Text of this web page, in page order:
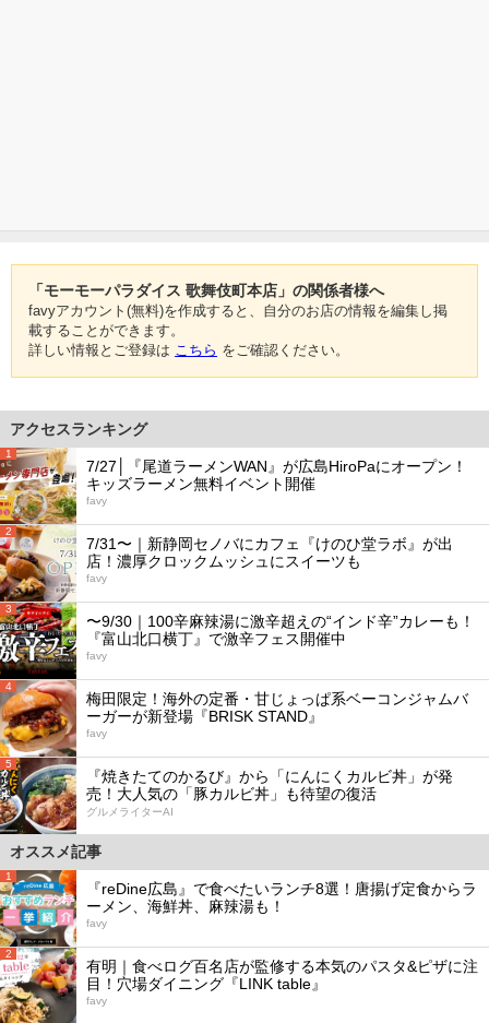
「モーモーパラダイス 歌舞伎町本店」の関係者様へ
favyアカウント(無料)を作成すると、自分のお店の情報を編集し掲
載することができます。
詳しい情報とご登録は こちら をご確認ください。
アクセスランキング
1
7/27│『尾道ラーメンWAN』が広島HiroPaにオープン！
キッズラーメン無料イベント開催
favy
2
7/31〜｜新静岡セノバにカフェ『けのひ堂ラボ』が出
店！濃厚クロックムッシュにスイーツも
favy
3
〜9/30｜100辛麻辣湯に激辛超えの“インド辛”カレーも！
『富山北口横丁』で激辛フェス開催中
favy
4
梅田限定！海外の定番・甘じょっぱ系ベーコンジャムバ
ーガーが新登場『BRISK STAND』
favy
5
『焼きたてのかるび』から「にんにくカルビ丼」が発
売！大人気の「豚カルビ丼」も待望の復活
グルメライターAI
オススメ記事
1
『reDine広島』で食べたいランチ8選！唐揚げ定食からラ
ーメン、海鮮丼、麻辣湯も！
favy
2
有明｜食べログ百名店が監修する本気のパスタ&ピザに注
目！穴場ダイニング『LINK table』
favy